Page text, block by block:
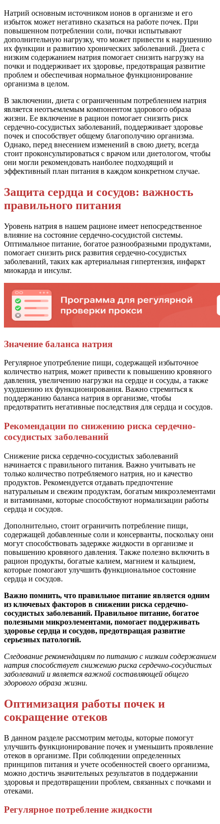
Натрий основным источником ионов в организме и его
избыток может негативно сказаться на работе почек. При
повышенном потреблении соли, почки испытывают
дополнительную нагрузку, что может привести к нарушению
их функции и развитию хронических заболеваний. Диета с
низким содержанием натрия помогает снизить нагрузку на
почки и поддерживает их здоровье, предотвращая развитие
проблем и обеспечивая нормальное функционирование
организма в целом.
В заключении, диета с ограниченным потреблением натрия
является неотъемлемым компонентом здорового образа
жизни. Ее включение в рацион помогает снизить риск
сердечно-сосудистых заболеваний, поддерживает здоровье
почек и способствует общему благополучию организма.
Однако, перед внесением изменений в свою диету, всегда
стоит проконсультироваться с врачом или диетологом, чтобы
они могли рекомендовать наиболее подходящий и
эффективный план питания в каждом конкретном случае.
Защита сердца и сосудов: важность
правильного питания
Уровень натрия в нашем рационе имеет непосредственное
влияние на состояние сердечно-сосудистой системы.
Оптимальное питание, богатое разнообразными продуктами,
помогает снизить риск развития сердечно-сосудистых
заболеваний, таких как артериальная гипертензия, инфаркт
миокарда и инсульт.
Значение баланса натрия
Регулярное употребление пищи, содержащей избыточное
количество натрия, может привести к повышению кровяного
давления, увеличению нагрузки на сердце и сосуды, а также
ухудшению их функционирования. Важно стремиться к
поддержанию баланса натрия в организме, чтобы
предотвратить негативные последствия для сердца и сосудов.
Рекомендации по снижению риска сердечно-
сосудистых заболеваний
Снижение риска сердечно-сосудистых заболеваний
начинается с правильного питания. Важно учитывать не
только количество потребляемого натрия, но и качество
продуктов. Рекомендуется отдавать предпочтение
натуральным и свежим продуктам, богатым микроэлементами
и витаминами, которые способствуют нормализации работы
сердца и сосудов.
Дополнительно, стоит ограничить потребление пищи,
содержащей добавленные соли и консерванты, поскольку они
могут способствовать задержке жидкости в организме и
повышению кровяного давления. Также полезно включить в
рацион продукты, богатые калием, магнием и кальцием,
которые помогают улучшить функциональное состояние
сердца и сосудов.
Важно помнить, что правильное питание является одним
из ключевых факторов в снижении риска сердечно-
сосудистых заболеваний. Правильное питание, богатое
полезными микроэлементами, помогает поддерживать
здоровье сердца и сосудов, предотвращая развитие
серьезных патологий.
Следование рекомендациям по питанию с низким содержанием
натрия способствует снижению риска сердечно-сосудистых
заболеваний и является важной составляющей общего
здорового образа жизни.
Оптимизация работы почек и
сокращение отеков
В данном разделе рассмотрим методы, которые помогут
улучшить функционирование почек и уменьшить проявление
отеков в организме. При соблюдении определенных
принципов питания и учете особенностей своего организма,
можно достичь значительных результатов в поддержании
здоровья и предотвращении проблем, связанных с почками и
отеками.
Регулярное потребление жидкости